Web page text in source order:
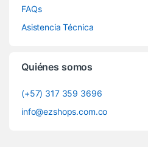
FAQs
Asistencia Técnica
Quiénes somos
(+57) 317 359 3696
info@ezshops.com.co